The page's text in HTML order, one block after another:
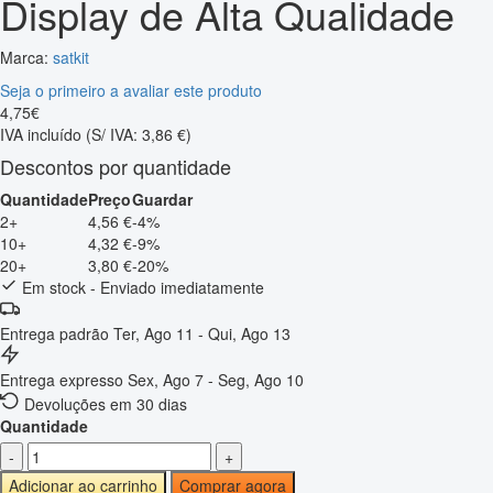
Display de Alta Qualidade
Marca: satkit
Seja o primeiro a avaliar este produto
4,75€
IVA incluído (S/ IVA: 3,86 €)
Descontos por quantidade
QuantidadePreçoGuardar
2+
4,56 €-4%
10+
4,32 €-9%
20+
3,80 €-20%
Em stock - Enviado imediatamente
Entrega padrão Ter, Ago 11 - Qui, Ago 13
Entrega expresso Sex, Ago 7 - Seg, Ago 10
Devoluções em 30 dias
Quantidade
-
+
Adicionar ao carrinho
Comprar agora